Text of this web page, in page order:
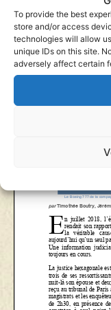
To provide the best
store and/or access
technologies will allow
unique IDs on this site.
adversely affect certain